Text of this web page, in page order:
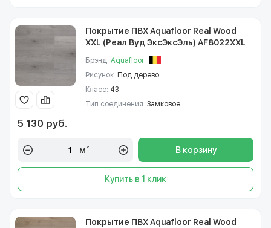
Покрытие ПВХ Aquafloor Real Wood
XXL (Реал Вуд ЭксЭксЭль) AF8022XXL
Брэнд: Aquafloor
Рисунок: Под дерево
Класс: 43
Тип соединения: Замковое
5 130 руб.
м² В корзину
Купить в 1 клик
Покрытие ПВХ Aquafloor Real Wood